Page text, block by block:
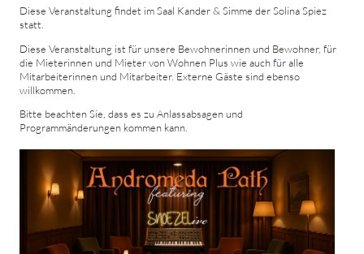
Diese Veranstaltung findet im Saal Kander & Simme der Solina Spiez
statt.
Diese Veranstaltung ist für unsere Bewohnerinnen und Bewohner, für
die Mieterinnen und Mieter von Wohnen Plus wie auch für alle
Mitarbeiterinnen und Mitarbeiter. Externe Gäste sind ebenso
willkommen.
Bitte beachten Sie, dass es zu Anlassabsagen und
Programmänderungen kommen kann.